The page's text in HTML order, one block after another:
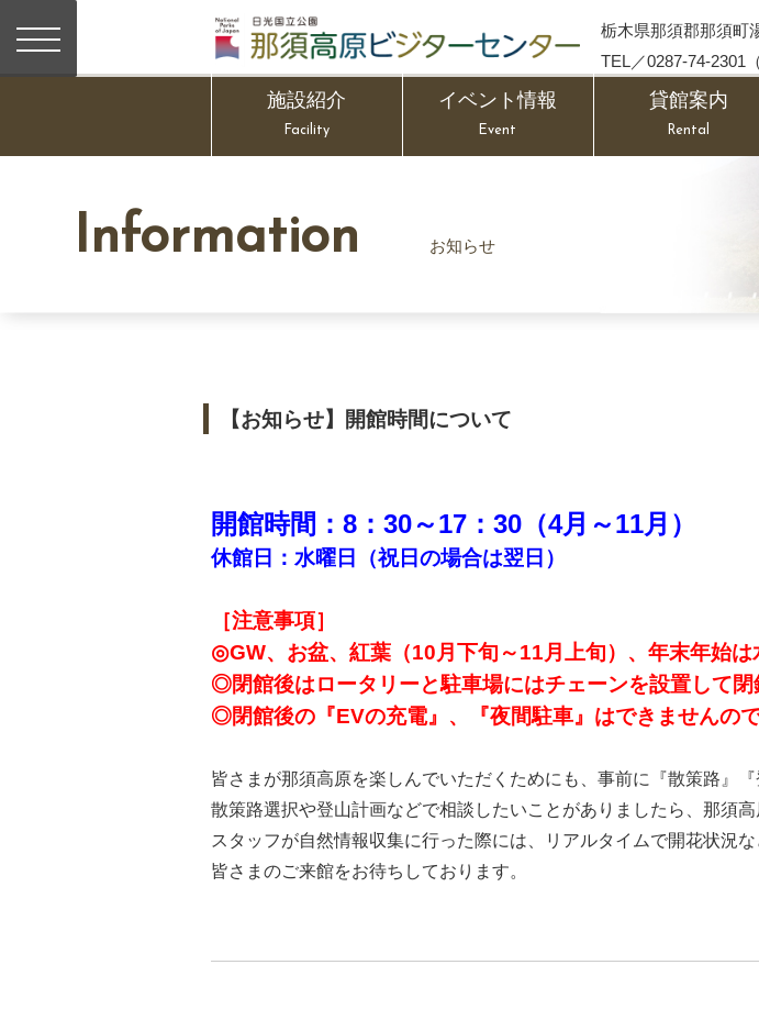
栃木県那須郡那須町
TEL／0287-74-2301
施設紹介
Facility
イベント情報
Event
貸館案内
Rental
Information お知らせ
【お知らせ】開館時間について
開館時間：8：30～17：30（4月～11月）
休館日：水曜日（祝日の場合は翌日 ）
［注意事項］
◎GW、お盆、紅葉（10月下旬～11月上旬）、年末年始は
◎閉館後はロータリーと駐車場にはチェーンを設置して閉
◎閉館後の『EVの充電』、『夜間駐車』はできませんので
皆さまが那須高原を楽しんでいただくためにも、事前に『散策路』
散策路選択や登山計画などで相談したいことがありましたら、那須
スタッフが自然情報収集に行った際には、リアルタイムで開花状況な
皆さまのご来館をお待ちしております。